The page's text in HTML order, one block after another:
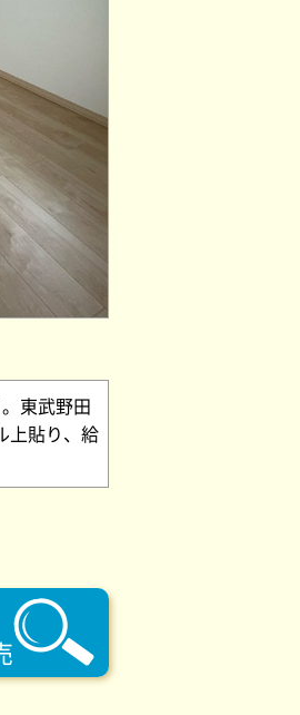
東武野田
上貼り、給